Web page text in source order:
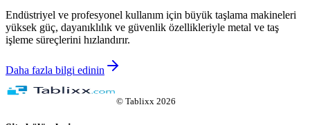
Endüstriyel ve profesyonel kullanım için büyük taşlama makineleri
yüksek güç, dayanıklılık ve güvenlik özellikleriyle metal ve taş
işleme süreçlerini hızlandırır.
Daha fazla bilgi edinin
© Tablixx 2026